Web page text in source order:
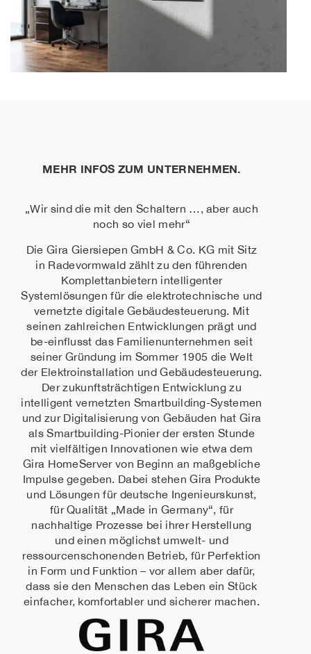
MEHR INFOS ZUM UNTERNEHMEN.
„Wir sind die mit den Schaltern …, aber auch
noch so viel mehr“
Die Gira Giersiepen GmbH & Co. KG mit Sitz
in Radevormwald zählt zu den führenden
Komplettanbietern intelligenter
Systemlösungen für die elektrotechnische und
vernetzte digitale Gebäudesteuerung. Mit
seinen zahlreichen Entwicklungen prägt und
be-einflusst das Familienunternehmen seit
seiner Gründung im Sommer 1905 die Welt
der Elektroinstallation und Gebäudesteuerung.
Der zukunftsträchtigen Entwicklung zu
intelligent vernetzten Smartbuilding-Systemen
und zur Digitalisierung von Gebäuden hat Gira
als Smartbuilding-Pionier der ersten Stunde
mit vielfältigen Innovationen wie etwa dem
Gira HomeServer von Beginn an maßgebliche
Impulse gegeben. Dabei stehen Gira Produkte
und Lösungen für deutsche Ingenieurskunst,
für Qualität „Made in Germany“, für
nachhaltige Prozesse bei ihrer Herstellung
und einen möglichst umwelt- und
ressourcenschonenden Betrieb, für Perfektion
in Form und Funktion – vor allem aber dafür,
dass sie den Menschen das Leben ein Stück
einfacher, komfortabler und sicherer machen.